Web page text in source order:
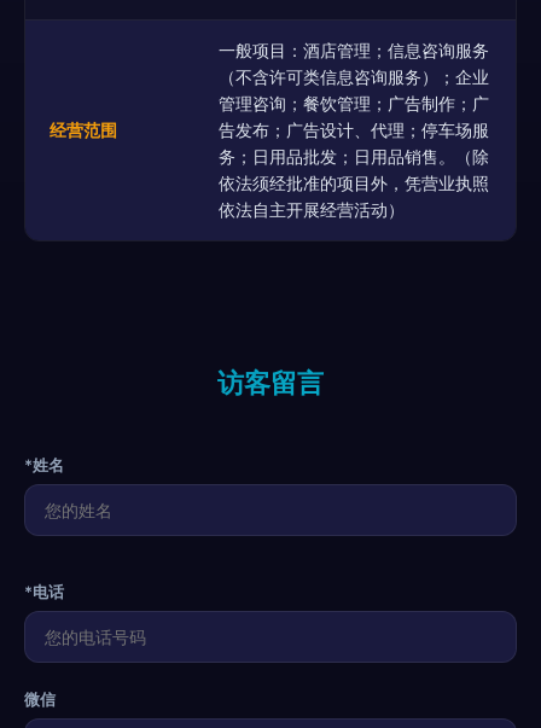
经营范围
一般项目：酒店管理；信息咨询服务
（不含许可类信息咨询服务）；企业
管理咨询；餐饮管理；广告制作；广
告发布；广告设计、代理；停车场服
务；日用品批发；日用品销售。（除
依法须经批准的项目外，凭营业执照
依法自主开展经营活动）
访客留言
*姓名
*电话
微信